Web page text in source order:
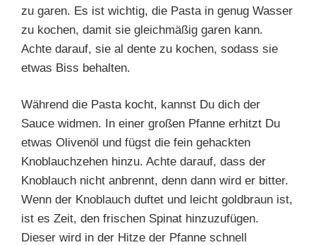
zu garen. Es ist wichtig, die Pasta in genug Wasser
zu kochen, damit sie gleichmäßig garen kann.
Achte darauf, sie al dente zu kochen, sodass sie
etwas Biss behalten.
Während die Pasta kocht, kannst Du dich der
Sauce widmen. In einer großen Pfanne erhitzt Du
etwas Olivenöl und fügst die fein gehackten
Knoblauchzehen hinzu. Achte darauf, dass der
Knoblauch nicht anbrennt, denn dann wird er bitter.
Wenn der Knoblauch duftet und leicht goldbraun ist,
ist es Zeit, den frischen Spinat hinzuzufügen.
Dieser wird in der Hitze der Pfanne schnell